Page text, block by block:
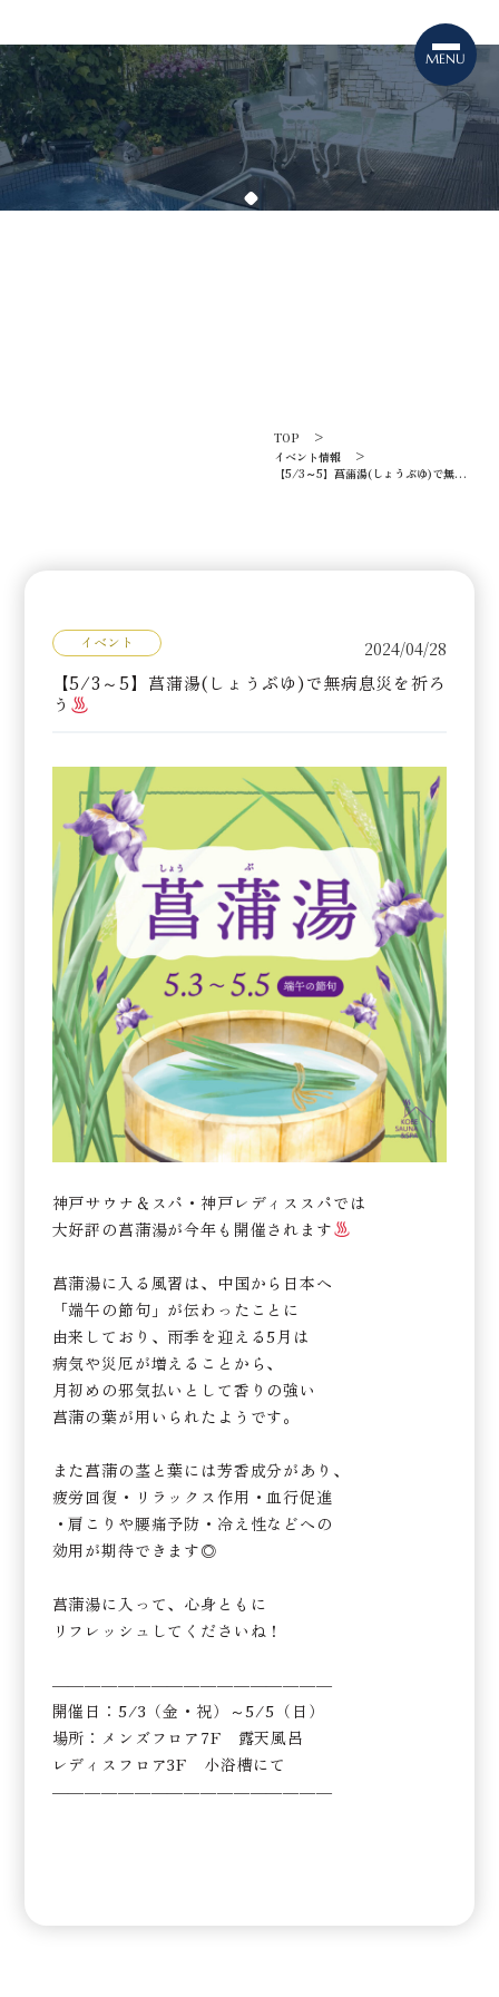
TOP
イベント情報
【5/3～5】菖蒲湯(しょうぶゆ)で無病
イベント 2024/04/28
【5/3～5】菖蒲湯(しょうぶゆ)で無病息災を祈ろ
う
神戸サウナ＆スパ・神戸レディススパでは
大好評の菖蒲湯が今年も開催されます
菖蒲湯に入る風習は、中国から日本へ
「端午の節句」が伝わったことに
由来しており、雨季を迎える5月は
病気や災厄が増えることから、
月初めの邪気払いとして香りの強い
菖蒲の葉が用いられたようです。
また菖蒲の茎と葉には芳香成分があり、
疲労回復・リラックス作用・血行促進
・肩こりや腰痛予防・冷え性などへの
効用が期待できます◎
菖蒲湯に入って、心身ともに
リフレッシュしてくださいね！
―――――――――――――――――
開催日：5/3（金・祝）～5/5（日）
場所：メンズフロア7F 露天風呂
レディスフロア3F 小浴槽にて
―――――――――――――――――